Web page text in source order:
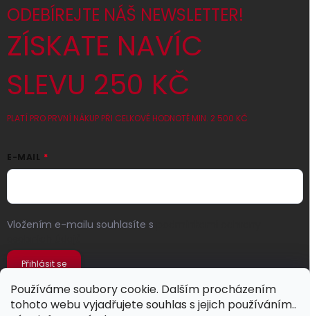
Používáme soubory cookie. Dalším procházením
tohoto webu vyjadřujete souhlas s jejich používáním..
ODEBÍREJTE NÁŠ NEWSLETTER!
ZÍSKATE NAVÍC
SLEVU 250 KČ
PLATÍ PRO PRVNÍ NÁKUP PŘI CELKOVÉ HODNOTĚ MIN. 2 500 KČ
E-MAIL
Vložením e-mailu souhlasíte s
Přihlásit se